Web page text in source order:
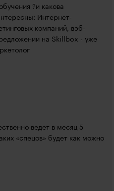
?и какова
Интернет-
компаний, вэб-
на Skillbox - уже
ведет в месяц 5
«спецов» будет как можно